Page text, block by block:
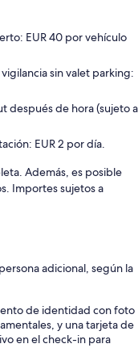
EUR 40 por vehículo
sin valet parking:
después de hora (sujeto a
EUR 2 por día.
Además, es posible
Importes sujetos a
adicional, según la
de identidad con foto
y una tarjeta de
en el check-in para